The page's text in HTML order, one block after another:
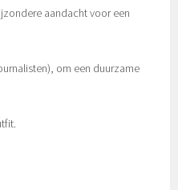
aandacht voor een
om een duurzame